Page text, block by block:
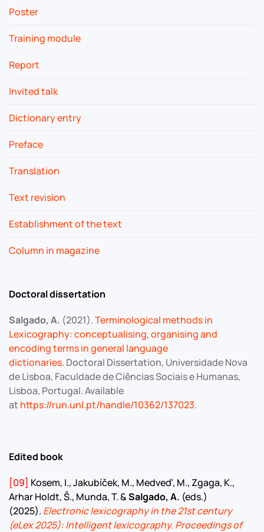
Doctoral dissertation
Salgado, A. (2021).Terminological methods in
Lexicography: conceptualising, organising and
encoding terms in general language
dictionaries. Doctoral Dissertation, Universidade Nova
de Lisboa, Faculdade de Ciências Sociais e Humanas,
Lisboa, Portugal. Available
at https://run.unl.pt/handle/10362/137023.
Edited book
[09] Kosem, I., Jakubíček, M., Medveď, M., Zgaga, K.,
Arhar Holdt, Š., Munda, T. &Salgado, A. (eds.)
(2025). Electronic lexicography in the 21st century
(eLex 2025): Intelligent lexicography. Proceedings of
Poster
Training module
Report
Invited talk
Dictionary entry
Preface
Translation
Text revision
Establishment of the text
Column in magazine